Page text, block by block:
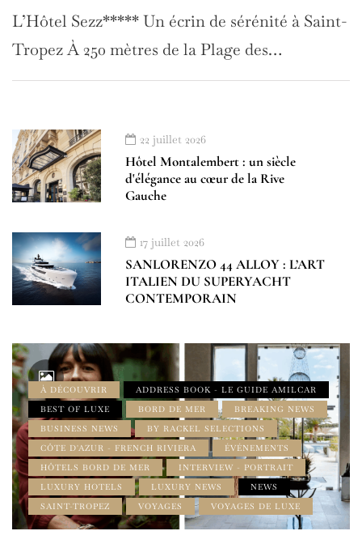
L’Hôtel Sezz***** Un écrin de sérénité à Saint-
Tropez À 250 mètres de la Plage des…
22 juillet 2026
Hôtel Montalembert : un siècle
d'élégance au cœur de la Rive
Gauche
17 juillet 2026
SANLORENZO 44 ALLOY : L’ART
ITALIEN DU SUPERYACHT
CONTEMPORAIN
À DÉCOUVRIR
ADDRESS BOOK - LE GUIDE AMILCAR
BEST OF LUXE
BORD DE MER
BREAKING NEWS
BUSINESS NEWS
BY RACKEL SELECTIONS
CÔTE D'AZUR - FRENCH RIVIERA
ÉVÉNEMENTS
HÔTELS BORD DE MER
INTERVIEW - PORTRAIT
LUXURY HOTELS
LUXURY NEWS
NEWS
SAINT-TROPEZ
VOYAGES VOYAGES DE LUXE